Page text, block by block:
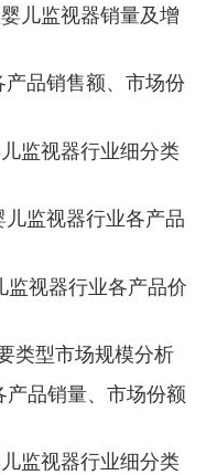
儿监视器销量及增
产品销售额、市场份
监视器行业细分类
监视器行业各产品
视器行业各产品价
类型市场规模分析
产品销量、市场份额
监视器行业细分类